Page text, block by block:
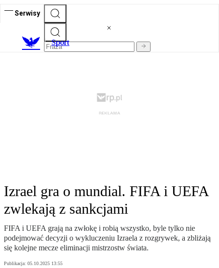
Serwisy
Sport
Izrael gra o mundial. FIFA i UEFA
zwlekają z sankcjami
FIFA i UEFA grają na zwłokę i robią wszystko, byle tylko nie
podejmować decyzji o wykluczeniu Izraela z rozgrywek, a zbliżają
się kolejne mecze eliminacji mistrzostw świata.
Publikacja: 05.10.2025 13:55